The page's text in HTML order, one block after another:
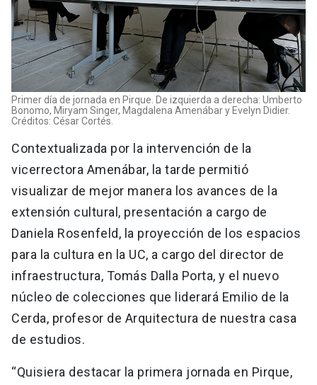
Primer día de jornada en Pirque. De izquierda a derecha: Umberto
Bonomo, Miryam Singer, Magdalena Amenábar y Evelyn Didier.
Créditos: César Cortés.
Contextualizada por la intervención de la
vicerrectora Amenábar, la tarde permitió
visualizar de mejor manera los avances de la
extensión cultural, presentación a cargo de
Daniela Rosenfeld, la proyección de los espacios
para la cultura en la UC, a cargo del director de
infraestructura, Tomás Dalla Porta, y el nuevo
núcleo de colecciones que liderará Emilio de la
Cerda, profesor de Arquitectura de nuestra casa
de estudios.
“Quisiera destacar la primera jornada en Pirque,